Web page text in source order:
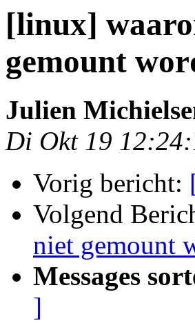
[linux]
gemount
Julien
Di Okt 19
Vorig bericht:
Volgend
niet gemount
Messages
]